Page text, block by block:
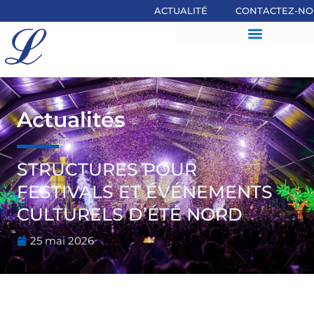
au
contenu
ACTUALITÉ CONTACTEZ-
Actualités
STRUCTURES POUR
FESTIVALS ET ÉVÉNEMENTS
CULTURELS D’ÉTÉ NORD
25 mai 2026